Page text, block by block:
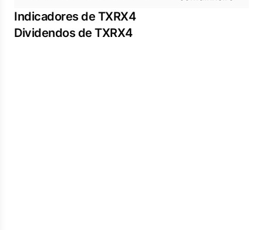
Indicadores de TXRX4
Dividendos de TXRX4